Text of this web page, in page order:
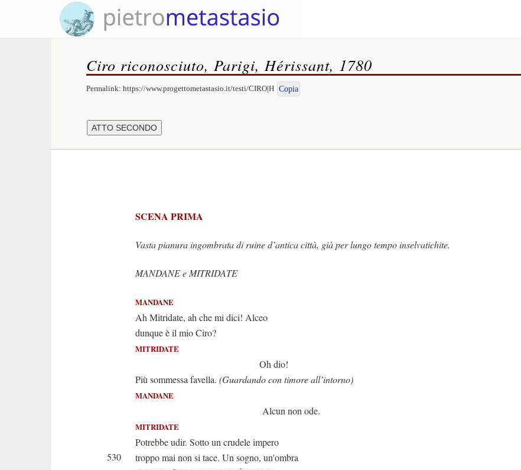
Ciro riconosciuto, Parigi, Hérissant, 1780
Permalink: https://www.progettometastasio.it/testi/CIRO|H Copia
SCENA PRIMA
Vasta pianura ingombrata di ruine d’antica città, già per lungo tempo inselvatichite.
MANDANE e MITRIDATE
MANDANE
Ah Mitridate, ah che mi dici! Alceo
dunque è il mio Ciro?
MITRIDATE
Oh dio!
Più sommessa favella. (Guardando con timore all’intorno)
MANDANE
Alcun non ode.
MITRIDATE
Potrebbe udir. Sotto un crudele impero
530
troppo mai non si tace. Un sogno, un'ombra